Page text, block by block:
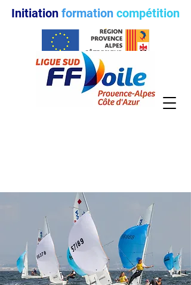
Initiation formation compétition